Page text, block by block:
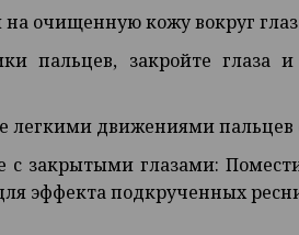
очищенную кожу вокруг глаз
пальцев, закройте глаза
легкими движениями
с закрытыми глазами:
эффекта подкрученных